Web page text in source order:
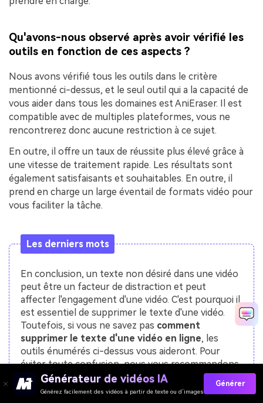
Qu'avons-nous observé après avoir vérifié les
outils en fonction de ces aspects ?
Nous avons vérifié tous les outils dans le critère
mentionné ci-dessus, et le seul outil qui a la capacité de
vous aider dans tous les domaines est AniEraser. Il est
compatible avec de multiples plateformes, vous ne
rencontrerez donc aucune restriction à ce sujet.
En outre, il offre un taux de réussite plus élevé grâce à
une vitesse de traitement rapide. Les résultats sont
également satisfaisants et souhaitables. En outre, il
prend en charge un large éventail de formats vidéo pour
vous faciliter la tâche.
Les derniers mots
En conclusion, un texte non désiré dans une vidéo
peut être un facteur de distraction et peut
affecter l'engagement d'une vidéo. C'est pourquoi il
est essentiel de supprimer le texte d'une vidéo.
Toutefois, si vous ne savez pas comment
supprimer le texte d'une vidéo en ligne, les
outils énumérés ci-dessus vous aideront. Pour
éviter toute confusion, nous vous recommandons
d'utiliser AniEraser.
Générateur de vidéos IA
Générez facilement des vidéos à partir de texte ou d’images
Générer